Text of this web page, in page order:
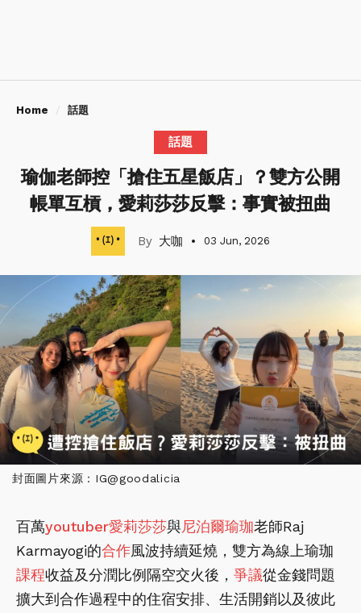
Home 話題
話題
瑜伽老師控「搶住五星飯店」？雙方公開
帳單互槓，愛莉莎莎反擊：事實被扭曲
大咖 03 Jun, 2026
封面圖片來源：IG@goodalicia
百萬youtuber愛莉莎莎與尼泊爾瑜珈老師Raj
Karmayogi的合作風波持續延燒，雙方為線上瑜珈
課程收益及分潤比例隔空交火後， 爭議從金錢問題
擴大到合作過程中的住宿安排、生活開銷以及彼此